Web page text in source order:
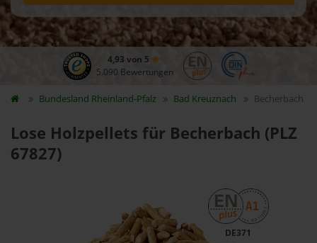
4,93 von 5
5.090 Bewertungen
Bundesland Rheinland-Pfalz Bad Kreuznach Becherbach
Lose Holzpellets für Becherbach (PLZ
67827)
DE371